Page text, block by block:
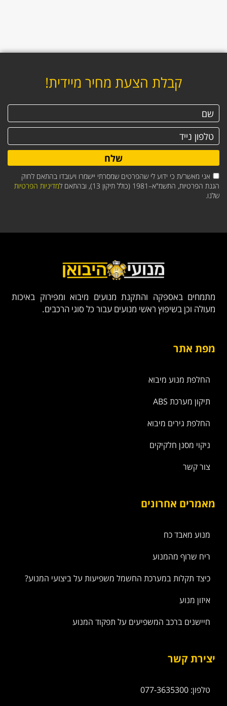
קבלת הצעת מחיר מיידית!
אני מאשר/ת כי ידוע לי שהפרטים שמסרתי יישמרו ויעובדו בהתאם לחוק
הגנת הפרטיות, התשמ"א–1981 (כולל תיקון 13), ובהתאם ל
מדיניות הפרטיות
שלנו.
שלח
מתמחים באספקה והתקנת מנועים מיבוא ומפירוק באיכות
מעולה וכן בשיפוץ ראשי מנועים עבור כל סוגי הרכבים.
מפת אתר
החלפת מנוע מיבוא
תיקון מערכת ABS
החלפת גירים מיבוא
ניקוי מסנן חלקיקים
צור קשר
מאמרים אחרונים
מנוע מאבד כח
ריח שרוף מהמנוע
כיצד תקלות במערכת החשמל משפיעות על ביצועי המנוע?
איזון מנוע
חיישנים ברכב המשפיעים על תפקוד המנוע
יצירת קשר
טלפון: 077-3635300